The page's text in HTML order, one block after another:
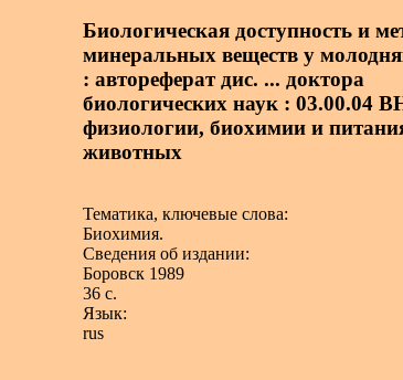
Биологическая доступность и
минеральных веществ у
: автореферат дис. ... доктора
биологических наук : 03.00.04
физиологии, биохимии и
животных
Тематика, ключевые слова:
Биохимия.
Сведения об издании:
Боровск 1989
36 с.
Язык:
rus